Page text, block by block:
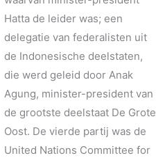
Hatta de leider was; een
delegatie van federalisten uit
de Indonesische deelstaten,
die werd geleid door Anak
Agung, minister-president van
de grootste deelstaat De Grote
Oost. De vierde partij was de
United Nations Committee for